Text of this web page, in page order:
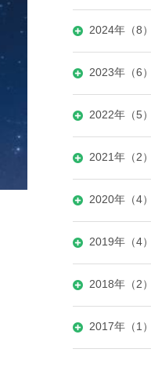
2024年（8）
2023年（6）
2022年（5）
2021年（2）
2020年（4）
2019年（4）
2018年（2）
2017年（1）